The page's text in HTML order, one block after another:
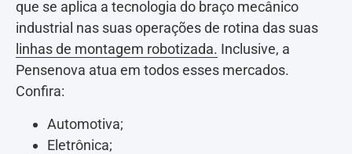
que se aplica a tecnologia do braço mecânico
industrial nas suas operações de rotina das suas
linhas de montagem robotizada. Inclusive, a
Pensenova atua em todos esses mercados.
Confira:
Automotiva;
Eletrônica;